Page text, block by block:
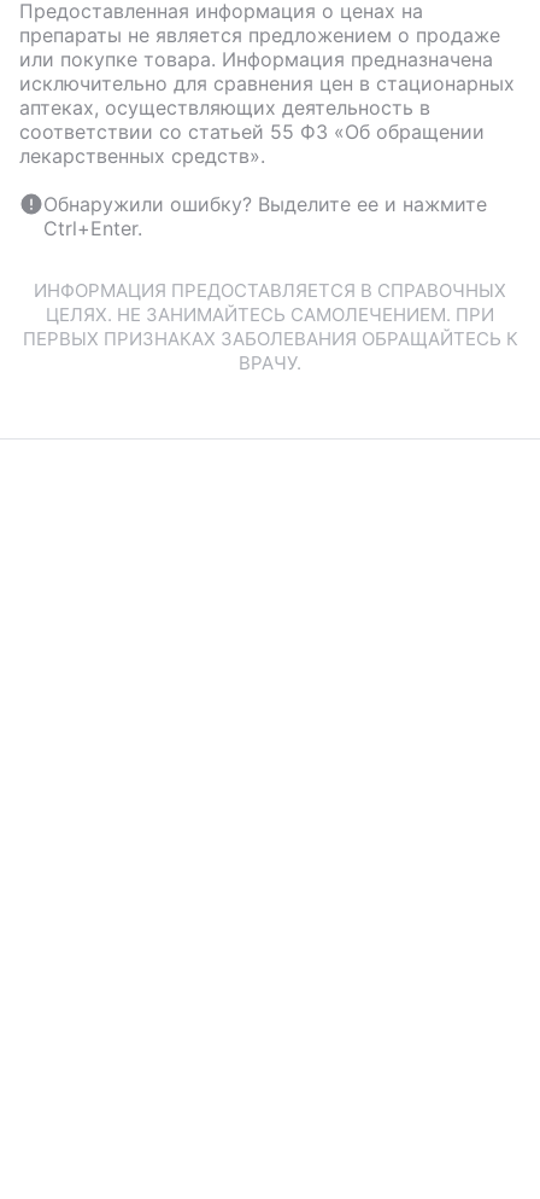
Предоставленная информация о ценах на
препараты не является предложением о продаже
или покупке товара. Информация предназначена
исключительно для сравнения цен в стационарных
аптеках, осуществляющих деятельность в
соответствии со статьей 55 ФЗ «Об обращении
лекарственных средств».
Обнаружили ошибку? Выделите ее и нажмите
Ctrl+Enter.
ИНФОРМАЦИЯ ПРЕДОСТАВЛЯЕТСЯ В СПРАВОЧНЫХ
ЦЕЛЯХ. НЕ ЗАНИМАЙТЕСЬ САМОЛЕЧЕНИЕМ. ПРИ
ПЕРВЫХ ПРИЗНАКАХ ЗАБОЛЕВАНИЯ ОБРАЩАЙТЕСЬ К
ВРАЧУ.